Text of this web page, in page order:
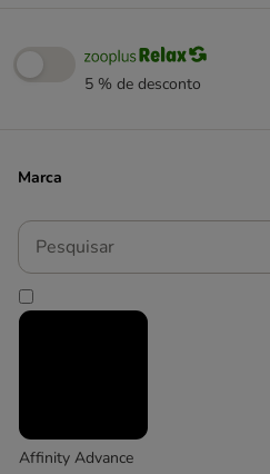
5 % de desconto
Marca
Pesquisar
Affinity Advance